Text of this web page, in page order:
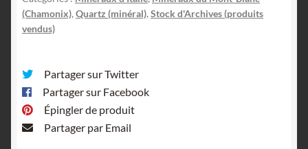
(Chamonix),Quartz (minéral),Stock d'Archives (produits
vendus)
Partager sur Twitter
Partager sur Facebook
Épingler de produit
Partager par Email